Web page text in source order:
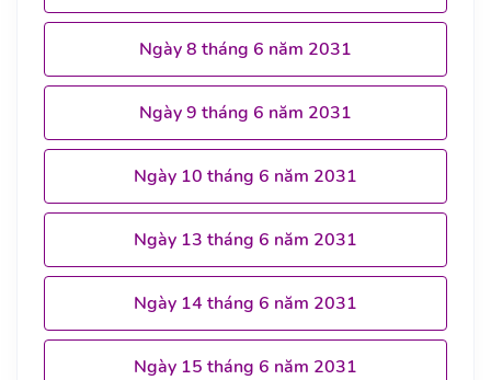
Ngày 8 tháng 6 năm 2031
Ngày 9 tháng 6 năm 2031
Ngày 10 tháng 6 năm 2031
Ngày 13 tháng 6 năm 2031
Ngày 14 tháng 6 năm 2031
Ngày 15 tháng 6 năm 2031